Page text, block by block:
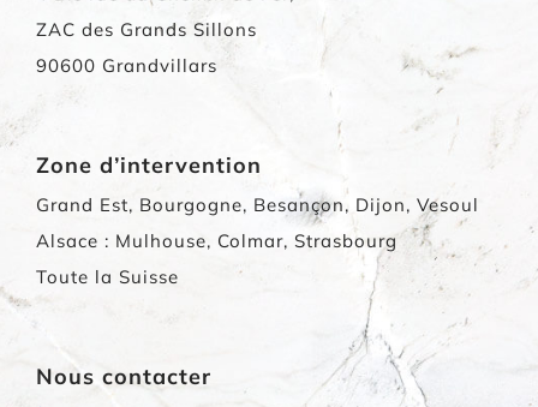
ZAC des Grands Sillons
90600 Grandvillars
Zone d’intervention
Grand Est, Bourgogne, Besançon, Dijon, Vesoul
Alsace : Mulhouse, Colmar, Strasbourg
Toute la Suisse
Nous contacter